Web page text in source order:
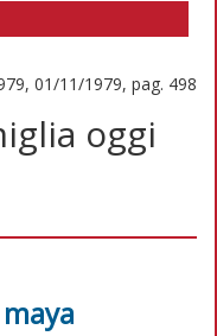
01/11/1979, pag. 498
oggi